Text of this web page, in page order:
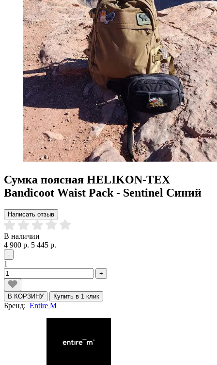
Сумка поясная HELIKON-TEX
Bandicoot Waist Pack - Sentinel Синий
Написать отзыв
В наличии
4 900 р. 5 445 р.
-
1
+
В КОРЗИНУ Купить в 1 клик
Бренд: Entire M